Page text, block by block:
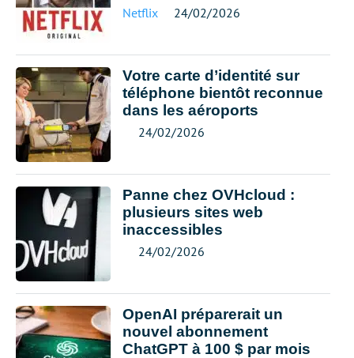
Netflix 24/02/2026
Votre carte d’identité sur
téléphone bientôt reconnue
dans les aéroports
24/02/2026
Panne chez OVHcloud :
plusieurs sites web
inaccessibles
24/02/2026
OpenAI préparerait un
nouvel abonnement
ChatGPT à 100 $ par mois